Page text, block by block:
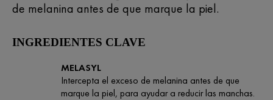
de melanina antes de que marque la piel.
INGREDIENTES CLAVE
MELASYL
Intercepta el exceso de melanina antes de que
marque la piel, para ayudar a reducir las manchas.